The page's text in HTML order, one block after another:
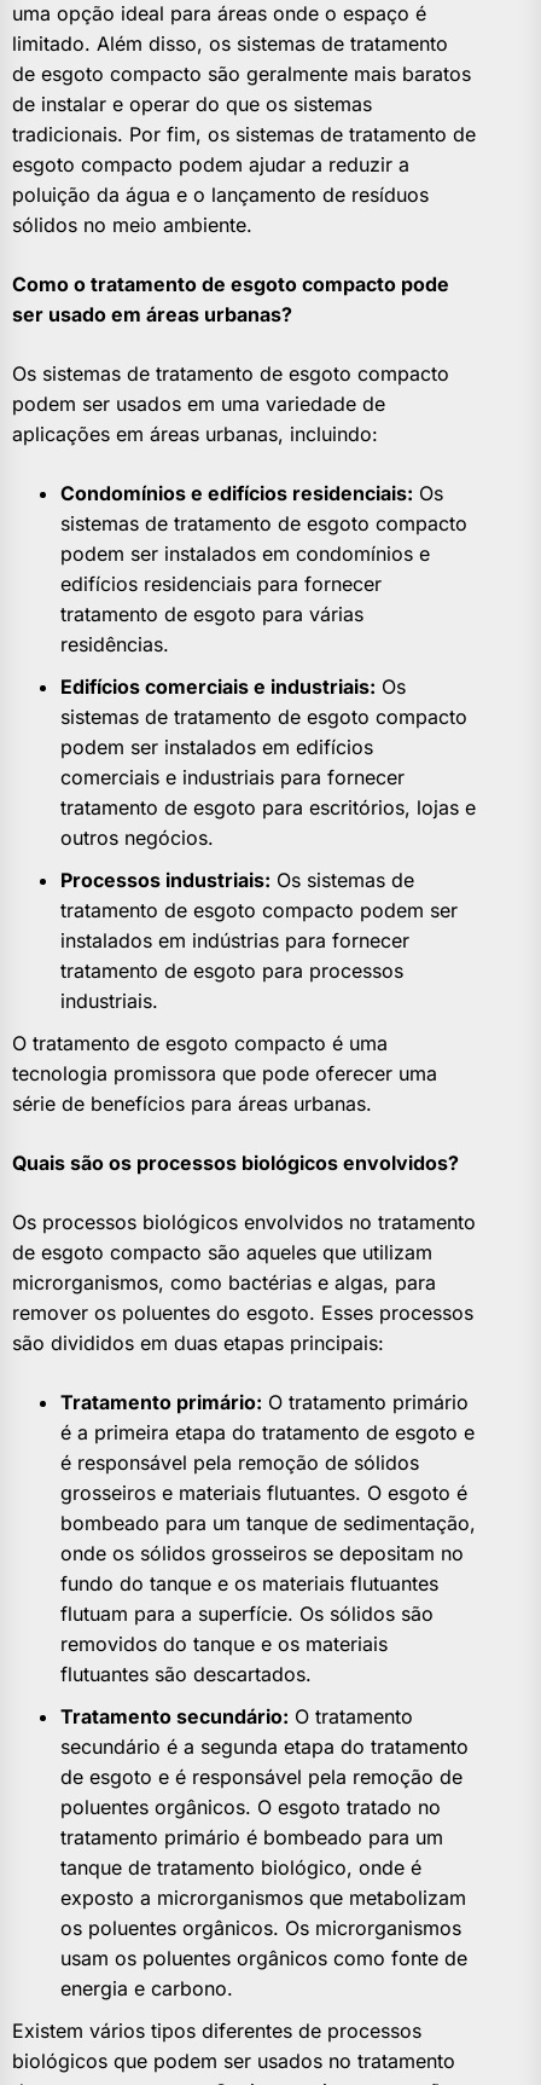
uma opção ideal para áreas onde o espaço é
limitado. Além disso, os sistemas de tratamento
de esgoto compacto são geralmente mais baratos
de instalar e operar do que os sistemas
tradicionais. Por fim, os sistemas de tratamento de
esgoto compacto podem ajudar a reduzir a
poluição da água e o lançamento de resíduos
sólidos no meio ambiente.
Como o tratamento de esgoto compacto pode
ser usado em áreas urbanas?
Os sistemas de tratamento de esgoto compacto
podem ser usados em uma variedade de
aplicações em áreas urbanas, incluindo:
Condomínios e edifícios residenciais: Os
sistemas de tratamento de esgoto compacto
podem ser instalados em condomínios e
edifícios residenciais para fornecer
tratamento de esgoto para várias
residências.
Edifícios comerciais e industriais: Os
sistemas de tratamento de esgoto compacto
podem ser instalados em edifícios
comerciais e industriais para fornecer
tratamento de esgoto para escritórios, lojas e
outros negócios.
Processos industriais: Os sistemas de
tratamento de esgoto compacto podem ser
instalados em indústrias para fornecer
tratamento de esgoto para processos
industriais.
O tratamento de esgoto compacto é uma
tecnologia promissora que pode oferecer uma
série de benefícios para áreas urbanas.
Quais são os processos biológicos envolvidos?
Os processos biológicos envolvidos no tratamento
de esgoto compacto são aqueles que utilizam
microrganismos, como bactérias e algas, para
remover os poluentes do esgoto. Esses processos
são divididos em duas etapas principais:
Tratamento primário: O tratamento primário
é a primeira etapa do tratamento de esgoto e
é responsável pela remoção de sólidos
grosseiros e materiais flutuantes. O esgoto é
bombeado para um tanque de sedimentação,
onde os sólidos grosseiros se depositam no
fundo do tanque e os materiais flutuantes
flutuam para a superfície. Os sólidos são
removidos do tanque e os materiais
flutuantes são descartados.
Tratamento secundário: O tratamento
secundário é a segunda etapa do tratamento
de esgoto e é responsável pela remoção de
poluentes orgânicos. O esgoto tratado no
tratamento primário é bombeado para um
tanque de tratamento biológico, onde é
exposto a microrganismos que metabolizam
os poluentes orgânicos. Os microrganismos
usam os poluentes orgânicos como fonte de
energia e carbono.
Existem vários tipos diferentes de processos
biológicos que podem ser usados no tratamento